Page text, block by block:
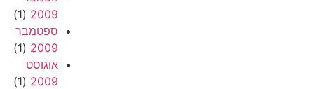
2009
(1)
ספטמבר
2009
(1)
אוגוסט
2009
(1)